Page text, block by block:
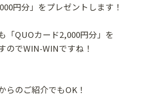
円分」をプレゼントします！
「QUOカード2,000円分」を
のでWIN-WINですね！
らのご紹介でもOK！